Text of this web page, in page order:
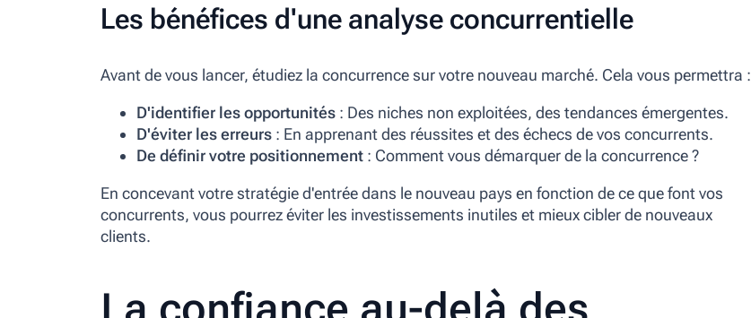
Les bénéfices d'une analyse concurrentielle
Avant de vous lancer, étudiez la concurrence sur votre nouveau marché. Cela vous permettra :
D'identifier les opportunités : Des niches non exploitées, des tendances émergentes.
D'éviter les erreurs : En apprenant des réussites et des échecs de vos concurrents.
De définir votre positionnement : Comment vous démarquer de la concurrence ?
En concevant votre stratégie d'entrée dans le nouveau pays en fonction de ce que font vos
concurrents, vous pourrez éviter les investissements inutiles et mieux cibler de nouveaux
clients.